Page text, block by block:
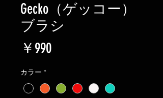
Gecko（ゲッコー）
ブラシ
￥990価
カラー *